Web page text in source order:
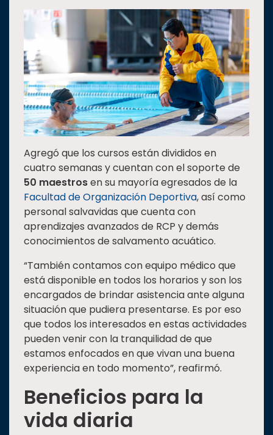
Agregó que los cursos están divididos en
cuatro semanas y cuentan con el soporte de
50 maestrosen su mayoría egresados de la
Facultad de Organización Deportiva, así como
personal salvavidas que cuenta con
aprendizajes avanzados de RCP y demás
conocimientos de salvamento acuático.
“También contamos con equipo médico que
está disponible en todos los horarios y son los
encargados de brindar asistencia ante alguna
situación que pudiera presentarse. Es por eso
que todos los interesados en estas actividades
pueden venir con la tranquilidad de que
estamos enfocados en que vivan una buena
experiencia en todo momento”, reafirmó.
Beneficios para la
vida diaria